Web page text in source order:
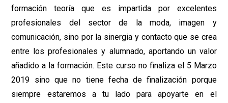
formación teoría que es impartida por excelentes
profesionales del sector de la moda, imagen y
comunicación, sino por la sinergia y contacto que se crea
entre los profesionales y alumnado, aportando un valor
añadido a la formación. Este curso no finaliza el 5 Marzo
2019 sino que no tiene fecha de finalización porque
siempre estaremos a tu lado para apoyarte en el